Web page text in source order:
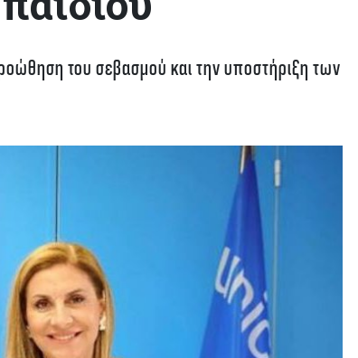
του σεβασμού και την υποστήριξη των